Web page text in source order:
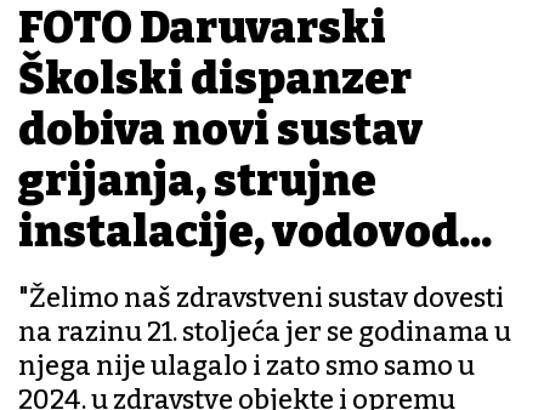
FOTO Daruvarski
Školski dispanzer
dobiva novi sustav
grijanja, strujne
instalacije, vodovod...
"Želimo naš zdravstveni sustav dovesti
na razinu 21. stoljeća jer se godinama u
njega nije ulagalo i zato smo samo u
2024. u zdravstve objekte i opremu